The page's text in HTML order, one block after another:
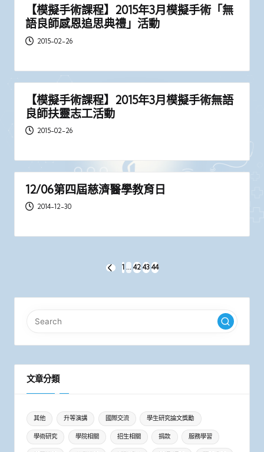
【模擬手術課程】2015年3月模擬手術「無
語良師感恩追思典禮」活動
2015-02-26
【模擬手術課程】2015年3月模擬手術無語
良師扶靈志工活動
2015-02-26
12/06第四屆慈濟醫學教育日
2014-12-30
PREVIOUS
1 ... 42 43 44
文章分類
其他 升等演講 國際交流 學生研究論文獎勵
學術研究 學院相關 招生相關 捐款 服務學習